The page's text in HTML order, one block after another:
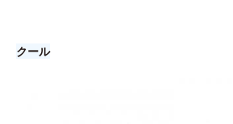
クール